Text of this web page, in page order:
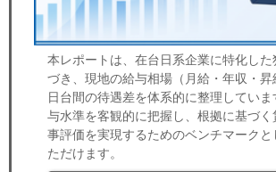
本レポートは、在台日系企業に特化し
づき、現地の給与相場（月給・年収・
日台間の待遇差を体系的に整理してい
与水準を客観的に把握し、根拠に基づく
事評価を実現するためのベンチマークと
ただけます。